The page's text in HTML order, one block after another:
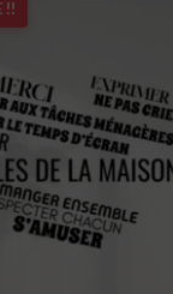
!!